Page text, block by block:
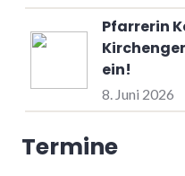
Pfarrerin
ein!
8. Juni 2026
Termine